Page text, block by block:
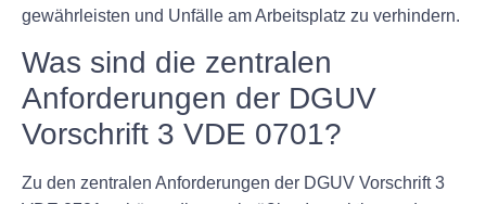
gewährleisten und Unfälle am Arbeitsplatz zu verhindern.
Was sind die zentralen
Anforderungen der DGUV
Vorschrift 3 VDE 0701?
Zu den zentralen Anforderungen der DGUV Vorschrift 3